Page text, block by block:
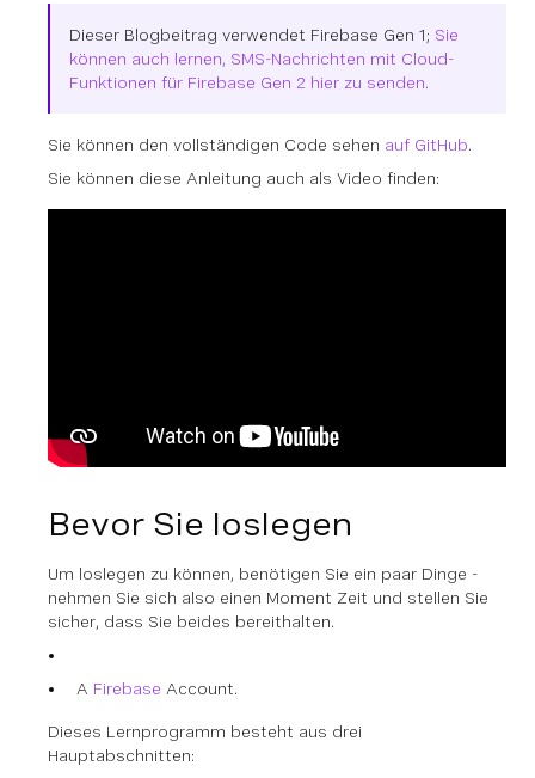
Dieser Blogbeitrag verwendet Firebase Gen 1; Sie
können auch lernen, SMS-Nachrichten mit Cloud-
Funktionen für Firebase Gen 2 hier zu senden.
Sie können den vollständigen Code sehen auf GitHub.
Sie können diese Anleitung auch als Video finden:
Bevor Sie loslegen
Um loslegen zu können, benötigen Sie ein paar Dinge -
nehmen Sie sich also einen Moment Zeit und stellen Sie
sicher, dass Sie beides bereithalten.
A Firebase Account.
Dieses Lernprogramm besteht aus drei
Hauptabschnitten: